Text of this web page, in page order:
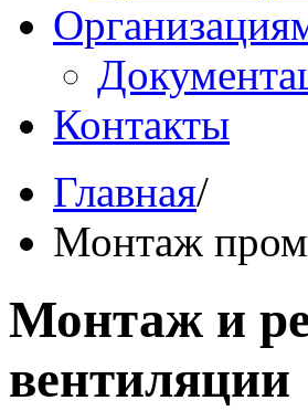
Контакты
Главная/
Монтаж
Монтаж и
вентиляции